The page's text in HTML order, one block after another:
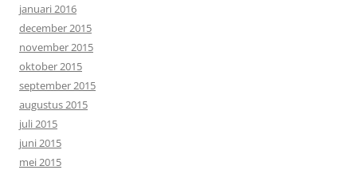
januari 2016
december 2015
november 2015
oktober 2015
september 2015
augustus 2015
juli 2015
juni 2015
mei 2015